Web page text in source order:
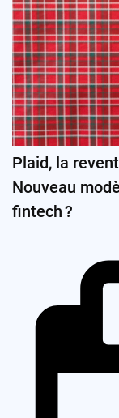
Plaid, la
Nouveau
fintech ?